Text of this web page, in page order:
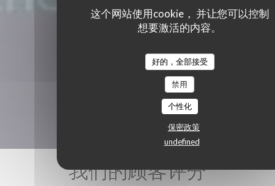
这个网站使用cookie， 并让您可以控制
想要激活的内容。
好的，全部接受
禁用
个性化
保密政策
undefined
我们的顾客评分